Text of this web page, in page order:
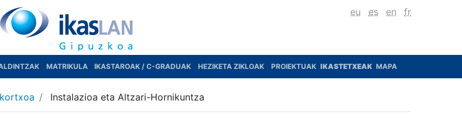
eu es en fr
MATRIKULA IKASTAROAK / C-GRADUAK HEZIKETA ZIKLOAK PROIEKTUAK IKASTETXEAK MAPA
Instalazioa eta Altzari-Hornikuntza